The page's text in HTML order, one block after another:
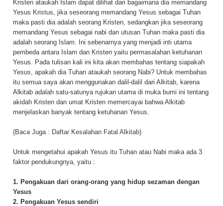
Kristen ataukah Islam dapat dilihat dari bagaimana dia memandang
Yesus Kristus, jika seseorang memandang Yesus sebagai Tuhan
maka pasti dia adalah seorang Kristen, sedangkan jika seseorang
memandang Yesus sebagai nabi dan utusan Tuhan maka pasti dia
adalah seorang Islam. Ini sebenarnya yang menjadi inti utama
pembeda antara Islam dan Kristen yaitu permasalahan ketuhanan
Yesus. Pada tulisan kali ini kita akan membahas tentang siapakah
Yesus, apakah dia Tuhan ataukah seorang Nabi? Untuk membahas
itu semua saya akan menggunakan dalil-dalil dari Alkitab, karena
Alkitab adalah satu-satunya rujukan utama di muka bumi ini tentang
akidah Kristen dan umat Kristen memercayai bahwa Alkitab
menjelaskan banyak tentang ketuhanan Yesus.
(Baca Juga : Daftar Kesalahan Fatal Alkitab)
Untuk mengetahui apakah Yesus itu Tuhan atau Nabi maka ada 3
faktor pendukungnya, yaitu :
1. Pengakuan dari orang-orang yang hidup sezaman dengan
Yesus
2. Pengakuan Yesus sendiri